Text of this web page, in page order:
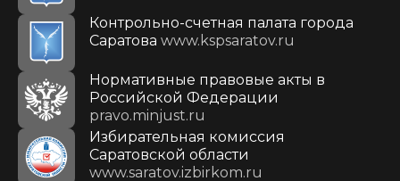
Контрольно-счетная палата города
Саратова www.kspsaratov.ru
Нормативные правовые акты в
Российской Федерации
pravo.minjust.ru
Избирательная комиссия
Саратовской области
www.saratov.izbirkom.ru